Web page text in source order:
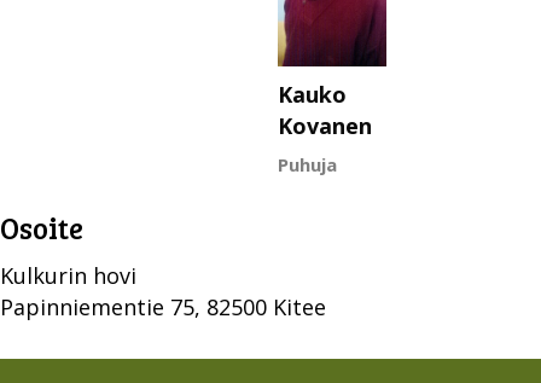
Kauko
Kovanen
Puhuja
Osoite
Kulkurin hovi
Papinniementie 75, 82500 Kitee